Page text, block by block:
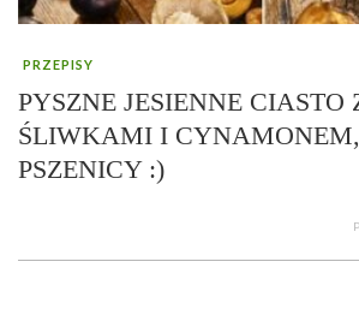
PRZEPISY
PYSZNE JESIENNE CIASTO
ŚLIWKAMI I
PSZENICY :)